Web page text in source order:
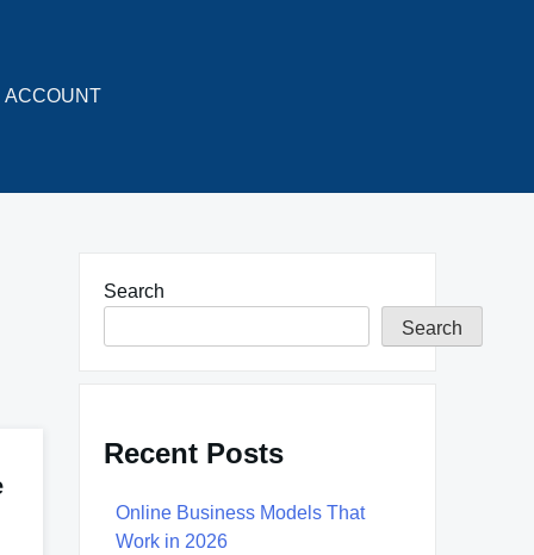
ACCOUNT
Search
Search
Recent Posts
Online Business Models That
Work in 2026